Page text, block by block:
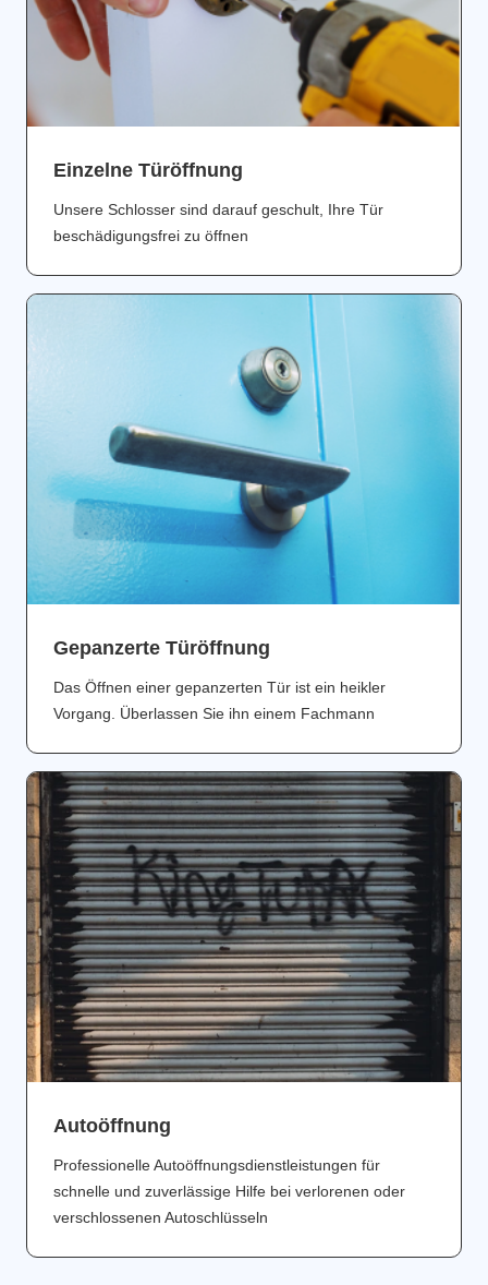
Einzelne Türöffnung
Unsere Schlosser sind darauf geschult, Ihre Tür
beschädigungsfrei zu öffnen
Gepanzerte Türöffnung
Das Öffnen einer gepanzerten Tür ist ein heikler
Vorgang. Überlassen Sie ihn einem Fachmann
Аutoöffnung
Professionelle Autoöffnungsdienstleistungen für
schnelle und zuverlässige Hilfe bei verlorenen oder
verschlossenen Autoschlüsseln